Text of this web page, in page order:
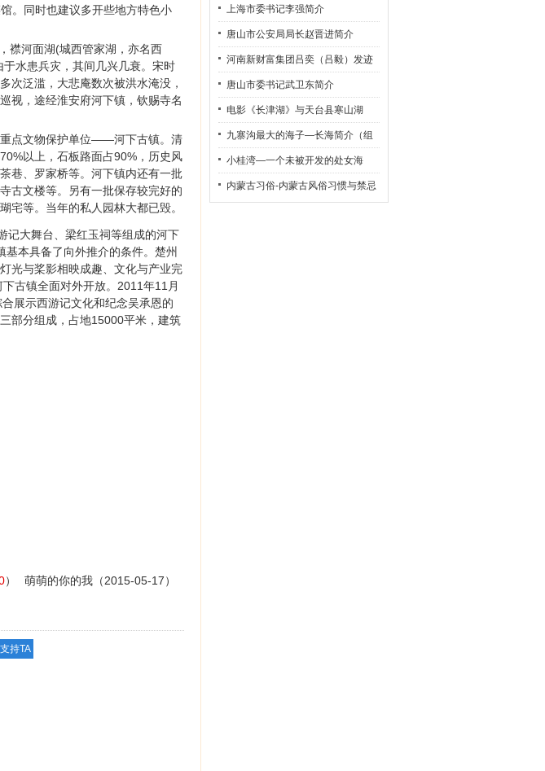
。同时也建议多开些地方特色小
襟河面湖(城西管家湖，亦名西
水患兵灾，其间几兴几衰。宋时
次泛滥，大悲庵数次被洪水淹没，
视，途经淮安府河下镇，钦赐寺名
重点文物保护单位——河下古镇。清
以上，石板路面占90%，历史风
巷、罗家桥等。河下镇内还有一批
古文楼等。另有一批保存较完好的
宅等。当年的私人园林大都已毁。
记大舞台、梁红玉祠等组成的河下
本具备了向外推介的条件。楚州
光与桨影相映成趣、文化与产业完
古镇全面对外开放。2011年11月
展示西游记文化和纪念吴承恩的
部分组成，占地15000平米，建筑
萌萌的你的我 （2015-05-17）
）
2）
上海市委书记李强简介
唐山市公安局局长赵晋进简介
河南新财富集团吕奕（吕毅）发迹
史
唐山市委书记武卫东简介
电影《长津湖》与天台县寒山湖
九寨沟最大的海子—长海简介（组
图）
小桂湾—一个未被开发的处女海
内蒙古习俗-内蒙古风俗习惯与禁忌